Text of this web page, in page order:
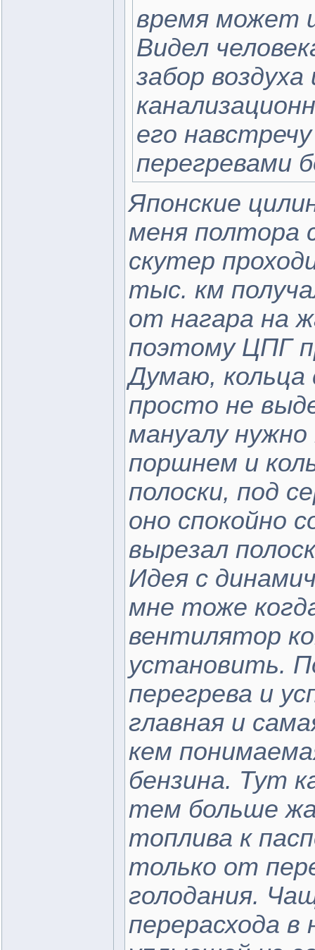
время может
Видел
забор
его
перегревами
Японские
меня полтора
скутер
тыс. км
от нагара на
поэтому ЦПГ
Думаю,
просто не
мануалу
поршнем и
полоски, под
оно спокойно
вырезал
Идея с
мне тоже
вентилятор
установить.
перегрева и
главная и
кем
бензина. Тут
тем больше
топлива к
только от
голодания.
перерасхода